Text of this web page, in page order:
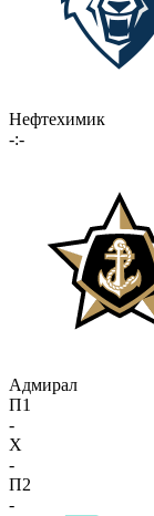
Нефтехимик
-:-
Адмирал
П1
-
X
-
П2
-